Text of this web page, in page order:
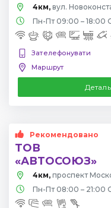
4км, вул.
Пн-Пт 09:00 – 18:00
Зателефонувати
Маршрут
Рекомендовано
ТОВ
«АВТОСОЮЗ»
4км, проспект
Пн-Пт 08:00 – 21:00